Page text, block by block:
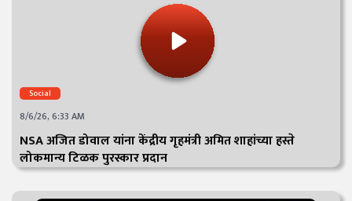
Social
8/6/26, 6:33 AM
NSA अजित डोवाल यांना केंद्रीय गृहमंत्री अमित शाहांच्या हस्ते
लोकमान्य टिळक पुरस्कार प्रदान